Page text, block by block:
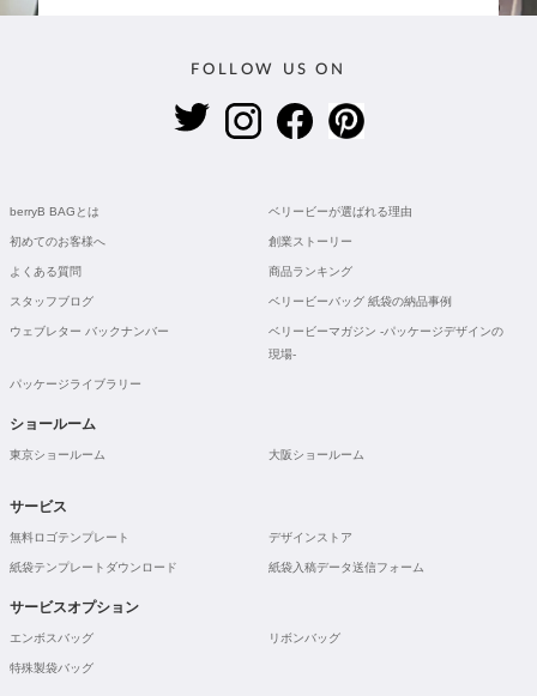
FOLLOW US ON
berryB BAGとは ベリービーが選ばれる理由
初めてのお客様へ 創業ストーリー
よくある質問 商品ランキング
スタッフブログ ベリービーバッグ 紙袋の納品事例
ウェブレター バックナンバー
ベリービーマガジン -パッケージデザインの
現場-
パッケージライブラリー
ショールーム
東京ショールーム 大阪ショールーム
サービス
無料ロゴテンプレート デザインストア
紙袋テンプレートダウンロード 紙袋入稿データ送信フォーム
サービスオプション
エンボスバッグ リボンバッグ
特殊製袋バッグ